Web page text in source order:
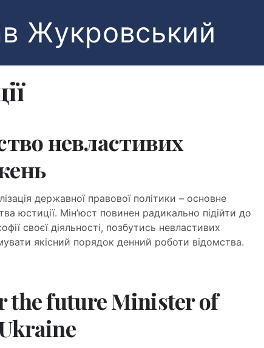
Жукровський
невластивих
державної правової політики – основне
юстиції. Мін’юст повинен радикально підійти до
своєї діяльності, позбутись невластивих
якісний порядок денний роботи відомства.
the future Minister of